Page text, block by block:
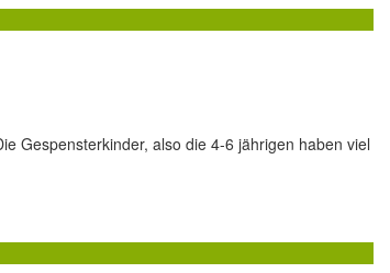
Gespensterkinder, also die 4-6 jährigen haben viel